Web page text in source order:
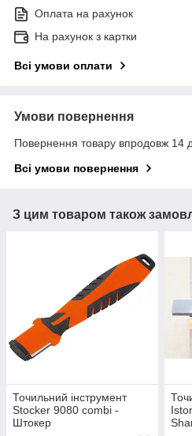
Оплата на рахунок
На рахунок з картки
Всі умови оплати
Умови повернення
Повернення товару впродовж 14
Всі умови повернення
З цим товаром також
Точильний інструмент
Stocker 9080 combi -
Штокер